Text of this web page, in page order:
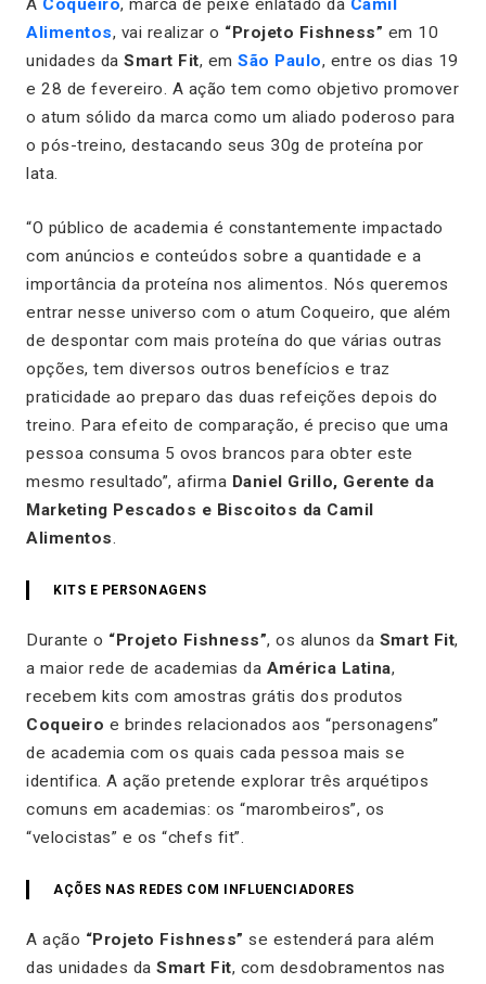
A Coqueiro, marca de peixe enlatado da Camil
Alimentos, vai realizar o “Projeto Fishness” em 10
unidades da Smart Fit, em São Paulo, entre os dias 19
e 28 de fevereiro. A ação tem como objetivo promover
o atum sólido da marca como um aliado poderoso para
o pós-treino, destacando seus 30g de proteína por
lata.
“O público de academia é constantemente impactado
com anúncios e conteúdos sobre a quantidade e a
importância da proteína nos alimentos. Nós queremos
entrar nesse universo com o atum Coqueiro, que além
de despontar com mais proteína do que várias outras
opções, tem diversos outros benefícios e traz
praticidade ao preparo das duas refeições depois do
treino. Para efeito de comparação, é preciso que uma
pessoa consuma 5 ovos brancos para obter este
mesmo resultado”, afirma Daniel Grillo, Gerente da
Marketing Pescados e Biscoitos da Camil
Alimentos.
KITS E PERSONAGENS
Durante o “Projeto Fishness”, os alunos da Smart Fit,
a maior rede de academias da América Latina,
recebem kits com amostras grátis dos produtos
Coqueiro e brindes relacionados aos “personagens”
de academia com os quais cada pessoa mais se
identifica. A ação pretende explorar três arquétipos
comuns em academias: os “marombeiros”, os
“velocistas” e os “chefs fit”.
AÇÕES NAS REDES COM INFLUENCIADORES
A ação “Projeto Fishness” se estenderá para além
das unidades da Smart Fit, com desdobramentos nas